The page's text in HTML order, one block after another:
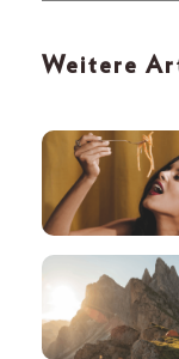
Weitere